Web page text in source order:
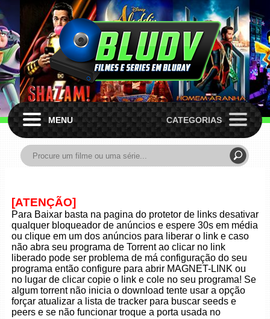
MENU CATEGORIAS
[ATENÇÃO]
Para Baixar basta na pagina do protetor de links desativar
qualquer bloqueador de anúncios e espere 30s em média
ou clique em um dos anúncios para liberar o link e caso
não abra seu programa de Torrent ao clicar no link
liberado pode ser problema de má configuração do seu
programa então configure para abrir MAGNET-LINK ou
no lugar de clicar copie o link e cole no seu programa! Se
algum torrent não inicia o download tente usar a opção
forçar atualizar a lista de tracker para buscar seeds e
peers e se não funcionar troque a porta usada no